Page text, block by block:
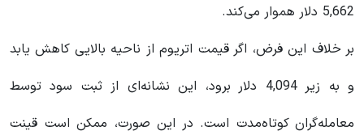
5,662 دلار هموار می‌کند.
بر خلاف این فرض، اگر قیمت اتریوم از ناحیه بالایی کاهش یابد
و به زیر 4,094 دلار برود، این نشانه‌ای از ثبت سود توسط
معامله‌گران کوتاه‌مدت است. در این صورت، ممکن است قینت